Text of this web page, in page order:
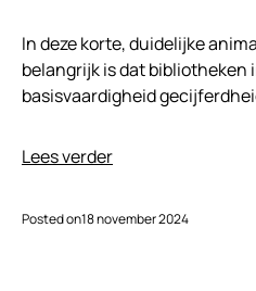
In deze korte, duidelijke
belangrijk is dat bibliotheken
basisvaardigheid
Lees verder
Posted on18 november 2024